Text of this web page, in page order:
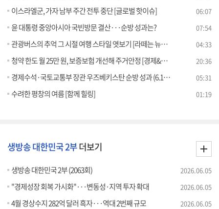
이스라엘군, 가자 남부 주간 전투 중단 [글로벌 핫이슈] 06:07
윤 대통령 중앙아시아 국빈방문 결산···순방 성과는? 07:54
관광버스의 추억 그 시절 여행 스타일 엿보기 [라떼는 뉴우스] 04:33
청약 한도 월 25만 원, 보증보험 개선해 주거안정 [경제&이슈] 20:36
경제수석·국토교통부 장관 우즈베키스탄 순방 성과 (6.14) [브리핑 인사이트] 05:31
수려한 평창의 여름 [함께 힐링] 01:19
생방송 대한민국 2부더보기
생방송 대한민국 2부 (2063회) 2026.06.05
"경제성장 회복 가시화"···변동성·지역 투자 확대 2026.06.05
4월 경상수지 282억 달러 흑자···역대 2번째 규모 2026.06.05